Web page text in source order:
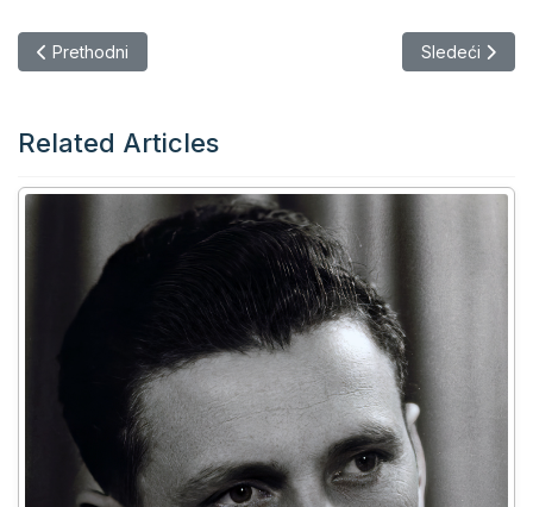
Prethodni članak: Skice ratnog vremena: Životna priča i
Prethodni Sledeći
Sledeći
Related Articles